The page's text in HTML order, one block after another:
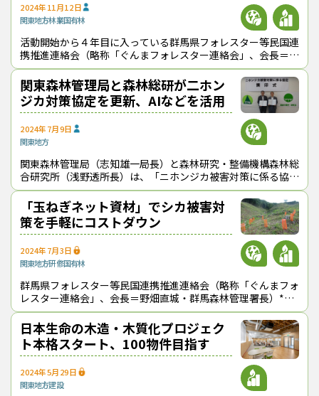
2024年11月12日
関東地方林業国有林
活動開始から４年目に入っている群馬県フォレスター等民国連
携推進連絡会（略称「ぐんまフォレスター連絡会」、会長＝野
畑直城・群馬森林管理署長）は、10月25日に同県昭和村で
「低コスト林業」をテーマにした
関東森林管理局と森林総研が二ホン
ジカ対策協定を更新、AIなどを活用
2024年7月9日
関東地方
関東森林管理局（志知雄一局長）と森林研究・整備機構森林総
合研究所（浅野透所長）は、「ニホンジカ被害対策に係る協定
書」を６月12日に更新した。両者は、2013年７月に同協定を
締結して以降、富士山山麓の
「玉ねぎネット資材」でシカ被害対
策を手軽にコストダウン
2024年7月3日
関東地方研修国有林
群馬県フォレスター等民国連携推進連絡会（略称「ぐんまフォ
レスター連絡会」、会長＝野畑直城・群馬森林管理署長）*1
は、「玉ねぎネット資材」を活用したシカ被害対策をテーマに
した今年度（2024年度）の技
日本生命の木造・木質化プロジェク
ト本格スタート、100物件目指す
2024年5月29日
関東地方建設